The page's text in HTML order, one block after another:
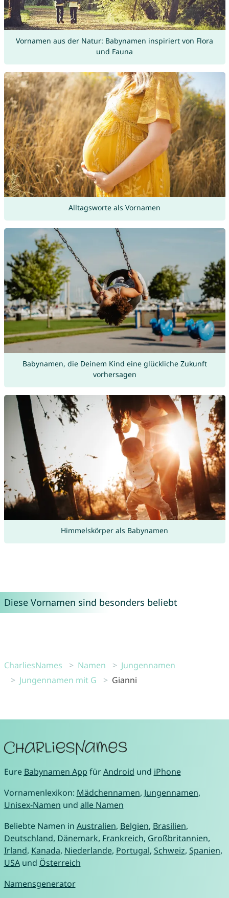
Vornamen aus der Natur: Babynamen inspiriert von Flora
und Fauna
Alltagsworte als Vornamen
Babynamen, die Deinem Kind eine glückliche Zukunft
vorhersagen
Himmelskörper als Babynamen
Diese Vornamen sind besonders beliebt
CharliesNames Namen
Jungennamen
Jungennamen mit G
Gianni
Eure Babynamen App fürAndroid und iPhone
Vornamenlexikon: Mädchennamen, Jungennamen,
Unisex-Namen und alle Namen
Beliebte Namen in Australien, Belgien, Brasilien,
Deutschland, Dänemark, Frankreich, Großbritannien,
Irland, Kanada, Niederlande, Portugal, Schweiz, Spanien,
USAund Österreich
Namensgenerator